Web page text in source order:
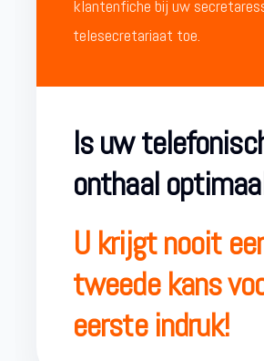
klantenfiche bij uw
telesecretariaat toe.
Is uw
onthaal
U krijgt nooit
tweede kans
eerste indruk!